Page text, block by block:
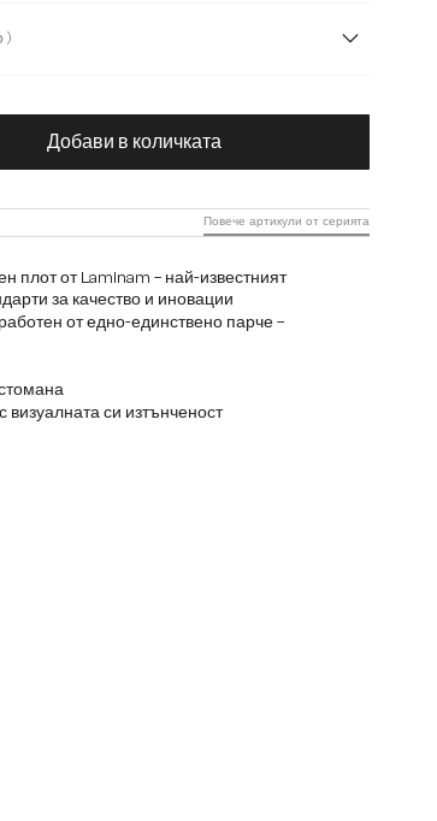
( Сребристо )
на продукта: Въведете
Добави в количката
плот от Laminam – най-известният
за качество и иновации
от едно-единствено парче –
си изтънченост
Повече артикули от серията